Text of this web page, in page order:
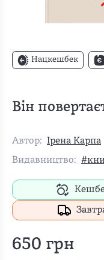
Нацкешбек
Він
Автор:
Ірена Карпа
Видавництво:
650 грн